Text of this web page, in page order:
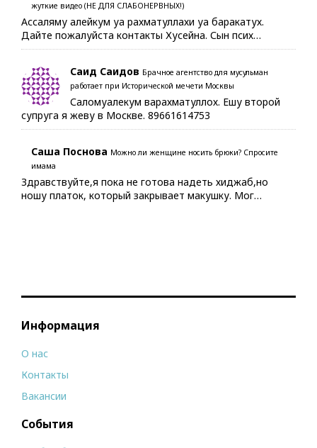
жуткие видео (НЕ ДЛЯ СЛАБОНЕРВНЫХ!)
Ассаляму алейкум уа рахматуллахи уа баракатух.
Дайте пожалуйста контакты Хусейна. Сын псих…
Саид Саидов Брачное агентство для мусульман
работает при Исторической мечети Москвы
Саломуалекум варахматуллох. Ешу второй
супруга я жеву в Москве. 89661614753
Саша Поснова Можно ли женщине носить брюки? Спросите
имама
Здравствуйте,я пока не готова надеть хиджаб,но
ношу платок, который закрывает макушку. Мог…
Информация
О нас
Контакты
Вакансии
События